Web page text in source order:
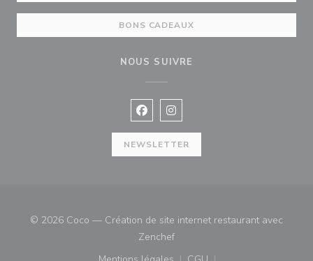
BONS CADEAUX
NOUS SUIVRE
Facebook ((ouvre une nouvelle
Instagram ((ouvre une
NEWSLETTER
© 2026 Coco — Création de site internet restaurant avec
Zenchef((ouvre une nouvelle fenêtre))